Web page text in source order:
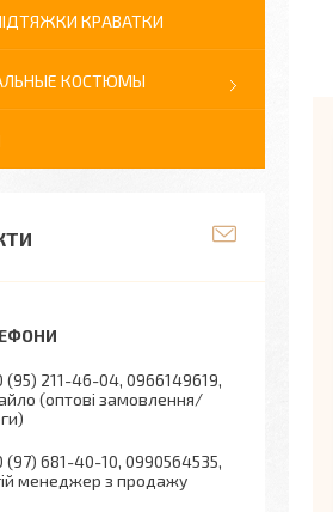
КРАВАТКИ
КОСТЮМЫ
(95) 211-46-04 0966149619
(оптові замовлення/
(97) 681-40-10 0990564535
менеджер з продажу